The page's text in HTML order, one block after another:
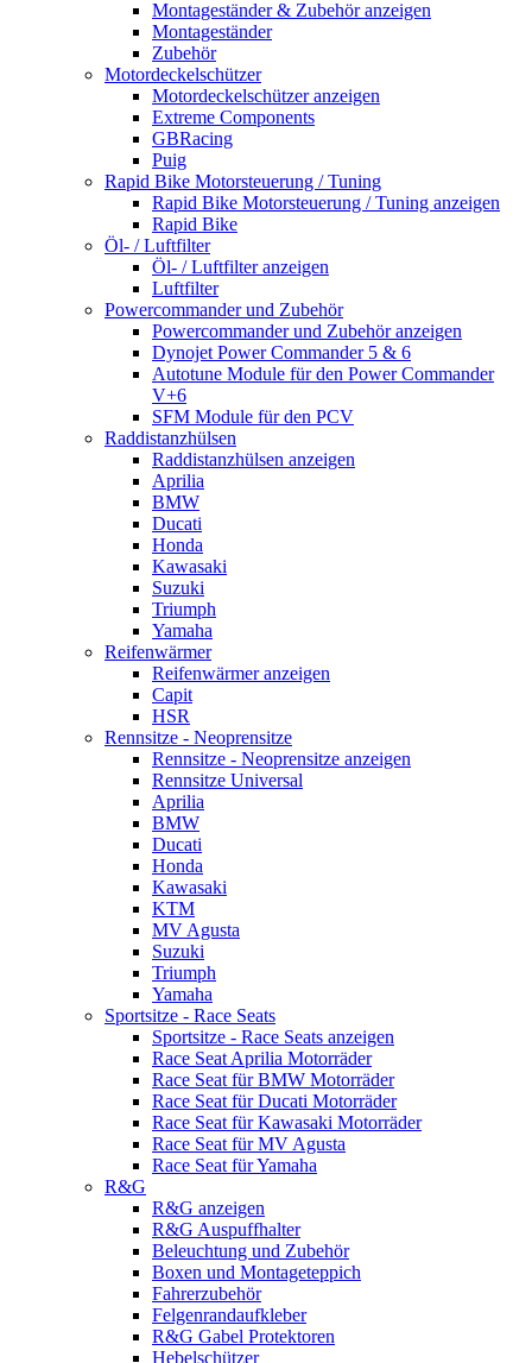
Montageständer & Zubehör anzeigen
Montageständer
Zubehör
Motordeckelschützer
Motordeckelschützer anzeigen
Extreme Components
GBRacing
Puig
Rapid Bike Motorsteuerung / Tuning
Rapid Bike Motorsteuerung / Tuning anzeigen
Rapid Bike
Öl- / Luftfilter
Öl- / Luftfilter anzeigen
Luftfilter
Powercommander und Zubehör
Powercommander und Zubehör anzeigen
Dynojet Power Commander 5 & 6
Autotune Module für den Power Commander
V+6
SFM Module für den PCV
Raddistanzhülsen
Raddistanzhülsen anzeigen
Aprilia
BMW
Ducati
Honda
Kawasaki
Suzuki
Triumph
Yamaha
Reifenwärmer
Reifenwärmer anzeigen
Capit
HSR
Rennsitze - Neoprensitze
Rennsitze - Neoprensitze anzeigen
Rennsitze Universal
Aprilia
BMW
Ducati
Honda
Kawasaki
KTM
MV Agusta
Suzuki
Triumph
Yamaha
Sportsitze - Race Seats
Sportsitze - Race Seats anzeigen
Race Seat Aprilia Motorräder
Race Seat für BMW Motorräder
Race Seat für Ducati Motorräder
Race Seat für Kawasaki Motorräder
Race Seat für MV Agusta
Race Seat für Yamaha
R&G
R&G anzeigen
R&G Auspuffhalter
Beleuchtung und Zubehör
Boxen und Montageteppich
Fahrerzubehör
Felgenrandaufkleber
R&G Gabel Protektoren
Hebelschützer